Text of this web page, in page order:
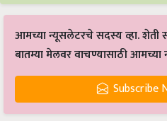
आमच्या न्यूसलेटरचे सदस्य व्हा. शेती
बातम्या मेलवर वाचण्यासाठी
Subscribe